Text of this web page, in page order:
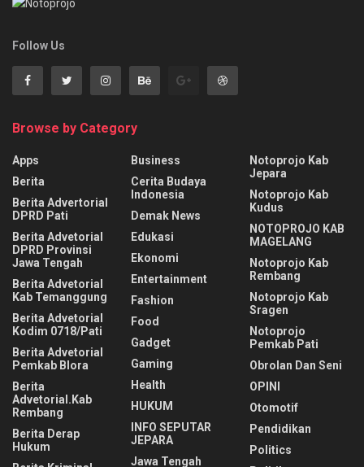
Follow Us
Browse by Category
Apps
Berita
Berita Advertorial
DPRD Pati
Berita Advetorial
DPRD Provinsi
Jawa Tengah
Berita Advetorial
Kab Temanggung
Berita Advetorial
Kodim 0718/Pati
Berita Advetorial
Pemkab Blora
Berita
Advetorial.Kab
Rembang
Berita Derap
Hukum
Business
Cerita Budaya
Indonesia
Demak News
Edukasi
Ekonomi
Entertainment
Fashion
Food
Gadget
Gaming
Health
HUKUM
INFO SEPUTAR
JEPARA
Jawa Tengah
Notoprojo Kab
Jepara
Notoprojo Kab
Kudus
NOTOPROJO KAB
MAGELANG
Notoprojo Kab
Rembang
Notoprojo Kab
Sragen
Notoprojo
Pemkab Pati
Obrolan Dan Seni
OPINI
Otomotif
Pendidikan
Politics